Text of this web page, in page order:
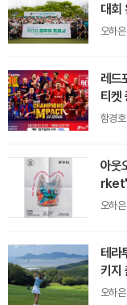
대회
오하
레드
티켓
함경
아웃
rket'
오하
테라
키지
오하